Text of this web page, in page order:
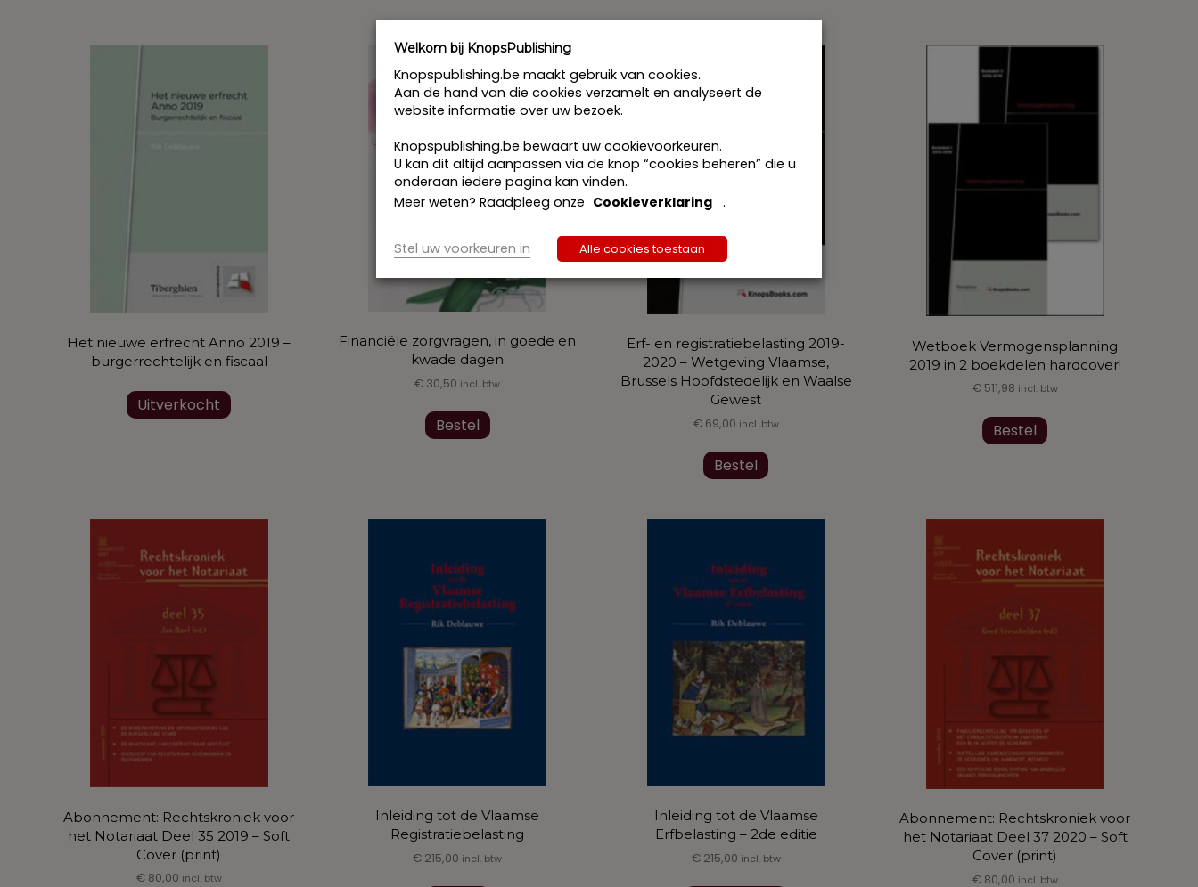
Het nieuwe erfrecht Anno 2019 –
burgerrechtelijk en fiscaal
Uitverkocht
Financiële zorgvragen, in goede en
kwade dagen
€ 30,50 incl. btw
Bestel
Erf- en registratiebelasting 2019-
2020 – Wetgeving Vlaamse,
Brussels Hoofdstedelijk en Waalse
Gewest
€69,00 incl. btw
Bestel product
variaties.
gekozen
de
productpagina
Wetboek Vermogensplanning
2019 in 2 boekdelen hardcover!
€511,98 incl. btw
Bestel
Abonnement: Rechtskroniek voor
het Notariaat Deel 35 2019 – Soft
Cover (print)
€80,00 incl. btw
Inleiding tot de Vlaamse
Registratiebelasting
€ 215,00 incl. btw
Inleiding tot de Vlaamse
Erfbelasting – 2de editie
€215,00 incl. btw
Abonnement: Rechtskroniek voor
het Notariaat Deel 37 2020 – Soft
Cover (print)
€80,00 incl. btw
Welkom bij KnopsPublishing
Knopspublishing.be maakt gebruik van cookies.
Aan de hand van die cookies verzamelt en analyseert de
website informatie over uw bezoek.
Knopspublishing.be bewaart uw cookievoorkeuren.
U kan dit altijd aanpassen via de knop “cookies beheren” die u
onderaan iedere pagina kan vinden.
Meer weten? Raadpleeg onze Cookieverklaring .
Stel uw voorkeuren in Alle cookies toestaan